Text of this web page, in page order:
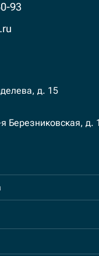
93
д. 15
Березниковская, д.